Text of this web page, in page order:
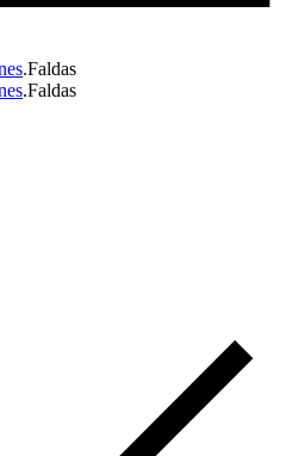
.Faldas
.Faldas